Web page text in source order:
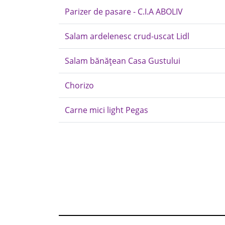
Parizer de pasare - C.I.A ABOLIV
Salam ardelenesc crud-uscat Lidl
Salam bănățean Casa Gustului
Chorizo
Carne mici light Pegas